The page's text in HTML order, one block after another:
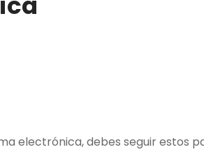
electrónica, debes seguir estos